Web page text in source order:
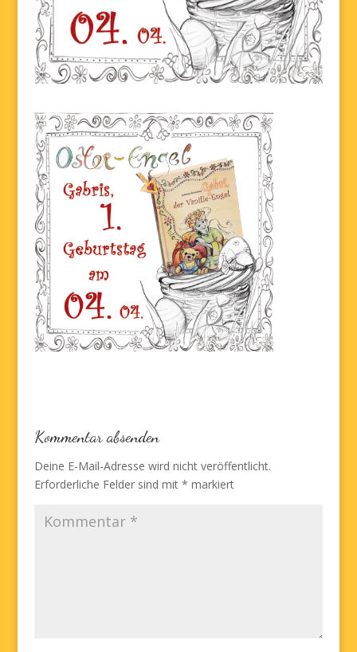
Kommentar absenden
Deine E-Mail-Adresse wird nicht veröffentlicht.
Erforderliche Felder sind mit * markiert